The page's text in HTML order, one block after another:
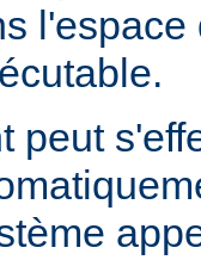
peut